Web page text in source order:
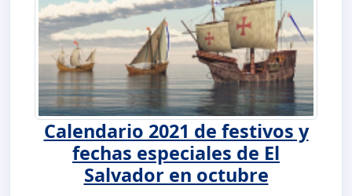
Calendario 2021 de festivos y
fechas especiales de El
Salvador en octubre